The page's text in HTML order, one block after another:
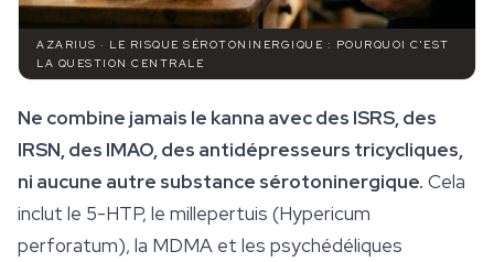
AZARIUS · LE RISQUE SÉROTONINERGIQUE : POURQUOI C'EST
LA QUESTION CENTRALE
Ne combine jamais le kanna avec des ISRS, des
IRSN, des IMAO, des antidépresseurs tricycliques,
ni aucune autre substance sérotoninergique. Cela
inclut le 5-HTP, le millepertuis (Hypericum
perforatum), la MDMA et les psychédéliques